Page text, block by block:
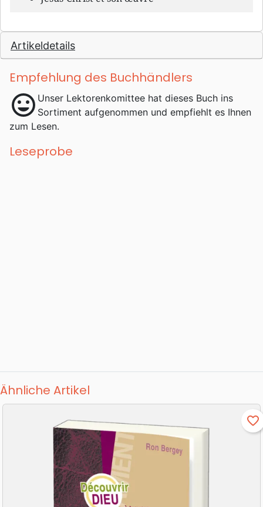
Artikeldetails
Empfehlung des Buchhändlers
mood Unser Lektorenkomittee hat dieses Buch ins
Sortiment aufgenommen und empfiehlt es Ihnen
zum Lesen.
Leseprobe
Ähnliche Artikel
favorite_border